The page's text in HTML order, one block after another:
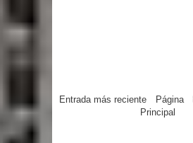
Entrada más reciente
Página
Principal